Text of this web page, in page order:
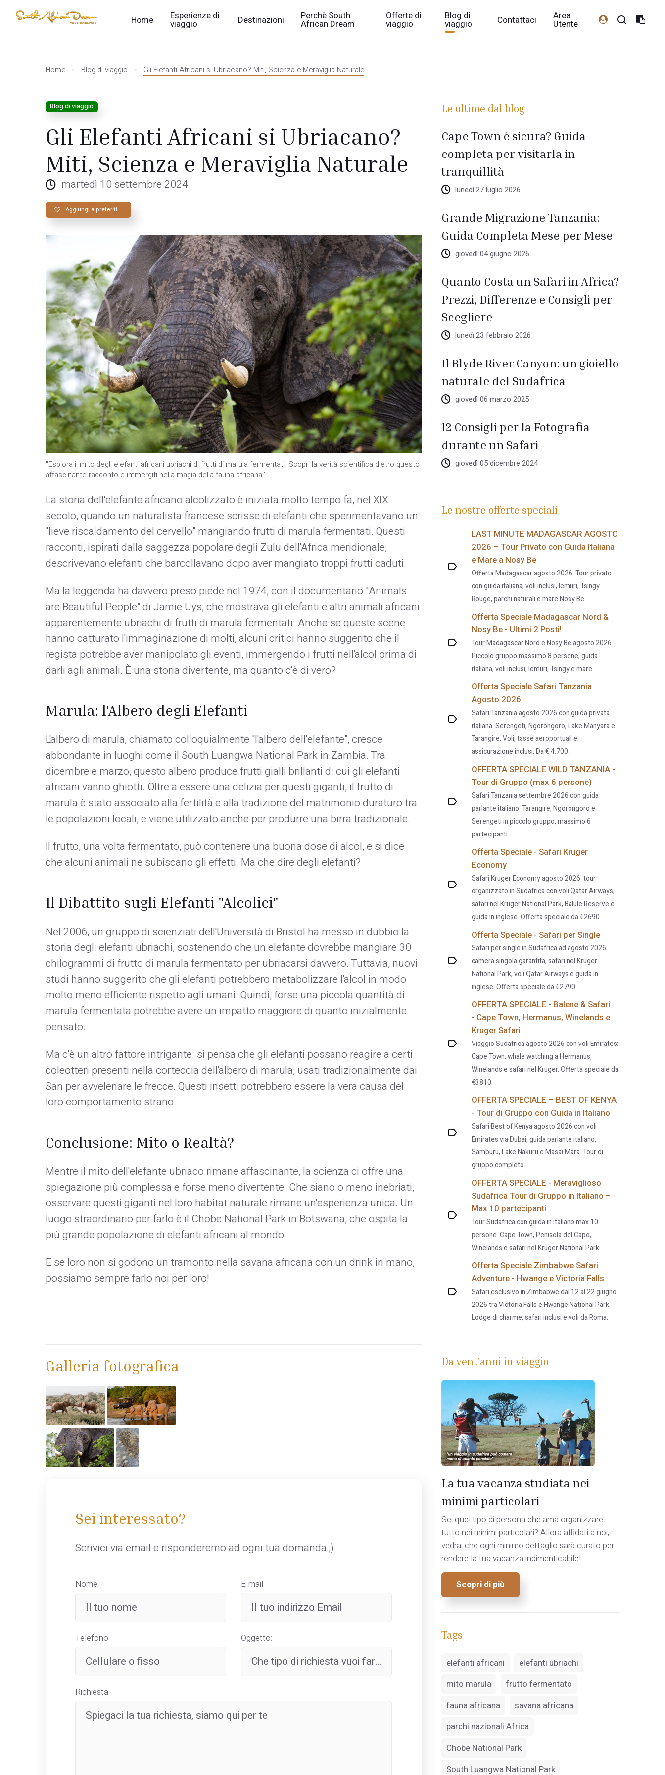
Home Esperienze di
viaggio Destinazioni Perchè South
African Dream
Offerte di
viaggio
Blog di
viaggio Contattaci Area
Utente
Home Blog di viaggio Gli Elefanti Africani si Ubriacano? Miti, Scienza e Meraviglia Naturale
Blog di viaggio
Gli Elefanti Africani si Ubriacano?
Miti, Scienza e Meraviglia Naturale
martedì 10 settembre 2024
Aggiungi a preferiti
''Esplora il mito degli elefanti africani ubriachi di frutti di marula fermentati. Scopri la verità scientifica dietro questo
affascinante racconto e immergiti nella magia della fauna africana''
La storia dell'elefante africano alcolizzato è iniziata molto tempo fa, nel XIX
secolo, quando un naturalista francese scrisse di elefanti che sperimentavano un
"lieve riscaldamento del cervello" mangiando frutti di marula fermentati. Questi
racconti, ispirati dalla saggezza popolare degli Zulu dell'Africa meridionale,
descrivevano elefanti che barcollavano dopo aver mangiato troppi frutti caduti.
Ma la leggenda ha davvero preso piede nel 1974, con il documentario "Animals
are Beautiful People" di Jamie Uys, che mostrava gli elefanti e altri animali africani
apparentemente ubriachi di frutti di marula fermentati. Anche se queste scene
hanno catturato l'immaginazione di molti, alcuni critici hanno suggerito che il
regista potrebbe aver manipolato gli eventi, immergendo i frutti nell'alcol prima di
darli agli animali. È una storia divertente, ma quanto c'è di vero?
Marula: l'Albero degli Elefanti
L'albero di marula, chiamato colloquialmente "l'albero dell'elefante", cresce
abbondante in luoghi come il South Luangwa National Park in Zambia. Tra
dicembre e marzo, questo albero produce frutti gialli brillanti di cui gli elefanti
africani vanno ghiotti. Oltre a essere una delizia per questi giganti, il frutto di
marula è stato associato alla fertilità e alla tradizione del matrimonio duraturo tra
le popolazioni locali, e viene utilizzato anche per produrre una birra tradizionale.
Il frutto, una volta fermentato, può contenere una buona dose di alcol, e si dice
che alcuni animali ne subiscano gli effetti. Ma che dire degli elefanti?
Il Dibattito sugli Elefanti "Alcolici"
Nel 2006, un gruppo di scienziati dell'Università di Bristol ha messo in dubbio la
storia degli elefanti ubriachi, sostenendo che un elefante dovrebbe mangiare 30
chilogrammi di frutto di marula fermentato per ubriacarsi davvero. Tuttavia, nuovi
studi hanno suggerito che gli elefanti potrebbero metabolizzare l'alcol in modo
molto meno efficiente rispetto agli umani. Quindi, forse una piccola quantità di
marula fermentata potrebbe avere un impatto maggiore di quanto inizialmente
pensato.
Ma c'è un altro fattore intrigante: si pensa che gli elefanti possano reagire a certi
coleotteri presenti nella corteccia dell'albero di marula, usati tradizionalmente dai
San per avvelenare le frecce. Questi insetti potrebbero essere la vera causa del
loro comportamento strano.
Conclusione: Mito o Realtà?
Mentre il mito dell'elefante ubriaco rimane affascinante, la scienza ci offre una
spiegazione più complessa e forse meno divertente. Che siano o meno inebriati,
osservare questi giganti nel loro habitat naturale rimane un'esperienza unica. Un
luogo straordinario per farlo è il Chobe National Park in Botswana, che ospita la
più grande popolazione di elefanti africani al mondo.
E se loro non si godono un tramonto nella savana africana con un drink in mano,
possiamo sempre farlo noi per loro!
Galleria fotografica
Sei interessato?
Scrivici via email e risponderemo ad ogni tua domanda ;)
Nome: E-mail:
Telefono: Oggetto:
Richiesta:
Le ultime dal blog
Cape Town è sicura? Guida
completa per visitarla in
tranquillità
lunedì 27 luglio 2026
Grande Migrazione Tanzania:
Guida Completa Mese per Mese
giovedì 04 giugno 2026
Quanto Costa un Safari in Africa?
Prezzi, Differenze e Consigli per
Scegliere
lunedì 23 febbraio 2026
Il Blyde River Canyon: un gioiello
naturale del Sudafrica
giovedì 06 marzo 2025
12 Consigli per la Fotografia
durante un Safari
giovedì 05 dicembre 2024
Le nostre offerte speciali
LAST MINUTE MADAGASCAR AGOSTO
2026 – Tour Privato con Guida Italiana
e Mare a Nosy Be
Offerta Madagascar agosto 2026. Tour privato
con guida italiana, voli inclusi, lemuri, Tsingy
Rouge, parchi naturali e mare Nosy Be.
Offerta Speciale Madagascar Nord &
Nosy Be - Ultimi 2 Posti!
Tour Madagascar Nord e Nosy Be agosto 2026.
Piccolo gruppo massimo 8 persone, guida
italiana, voli inclusi, lemuri, Tsingy e mare.
Offerta Speciale Safari Tanzania
Agosto 2026
Safari Tanzania agosto 2026 con guida privata
italiana. Serengeti, Ngorongoro, Lake Manyara e
Tarangire. Voli, tasse aeroportuali e
assicurazione inclusi. Da € 4.700.
OFFERTA SPECIALE WILD TANZANIA -
Tour di Gruppo (max 6 persone)
Safari Tanzania settembre 2026 con guida
parlante italiano: Tarangire, Ngorongoro e
Serengeti in piccolo gruppo, massimo 6
partecipanti.
Offerta Speciale - Safari Kruger
Economy
Safari Kruger Economy agosto 2026: tour
organizzato in Sudafrica con voli Qatar Airways,
safari nel Kruger National Park, Balule Reserve e
guida in inglese. Offerta speciale da €2690.
Offerta Speciale - Safari per Single
Safari per single in Sudafrica ad agosto 2026:
camera singola garantita, safari nel Kruger
National Park, voli Qatar Airways e guida in
inglese. Offerta speciale da €2790.
OFFERTA SPECIALE - Balene & Safari
- Cape Town, Hermanus, Winelands e
Kruger Safari
Viaggio Sudafrica agosto 2026 con voli Emirates:
Cape Town, whale watching a Hermanus,
Winelands e safari nel Kruger. Offerta speciale da
€3810.
OFFERTA SPECIALE – BEST OF KENYA
- Tour di Gruppo con Guida in Italiano
Safari Best of Kenya agosto 2026 con voli
Emirates via Dubai, guida parlante italiano,
Samburu, Lake Nakuru e Masai Mara. Tour di
gruppo completo.
OFFERTA SPECIALE - Meraviglioso
Sudafrica Tour di Gruppo in Italiano –
Max 10 partecipanti
Tour Sudafrica con guida in italiano max 10
persone. Cape Town, Penisola del Capo,
Winelands e safari nel Kruger National Park.
Offerta Speciale Zimbabwe Safari
Adventure - Hwange e Victoria Falls
Safari esclusivo in Zimbabwe dal 12 al 22 giugno
2026 tra Victoria Falls e Hwange National Park.
Lodge di charme, safari inclusi e voli da Roma.
Da vent'anni in viaggio
La tua vacanza studiata nei
minimi particolari
Sei quel tipo di persona che ama organizzare
tutto nei minimi particolari? Allora affidati a noi,
vedrai che ogni minimo dettaglio sarà curato per
rendere la tua vacanza indimenticabile!
Scopri di più
Tags
elefanti africani
elefanti ubriachi
mito marula
frutto fermentato
fauna africana
savana africana
parchi nazionali Africa
Chobe National Park
South Luangwa National Park